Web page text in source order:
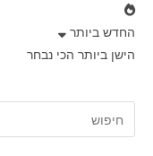
החדש ביותר
הישן ביותר הכי נבחר